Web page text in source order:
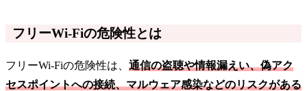
フリーWi-Fiの危険性とは
フリーWi-Fiの危険性は、 通信の盗聴や情報漏えい、偽アク
セスポイントへの接続、マルウェア感染などのリスクがある